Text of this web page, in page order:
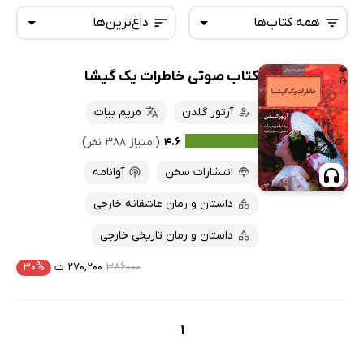
داغ‌ترین‌ها
تازه‌ها
داغ‌ترین‌ها
پرفروش‌ها
پربحث‌ها
ارزان ترین‌ها
همه کتاب‌ها
همه کتاب‌ها
کتاب‌های صوتی
کتاب‌های متنی
کتاب صوتی خاطرات یک گیشا
آرتور گلدن
مریم بیات
۴.۶ (امتیاز ۳۸۸ نفر)
انتشارات سخن
آوانامه
داستان و رمان عاشقانه خارجی
داستان و رمان تاریخی خارجی
۳۸۶۰۰۰ ۲۷۰,۲۰۰ ت ۳۰%
1